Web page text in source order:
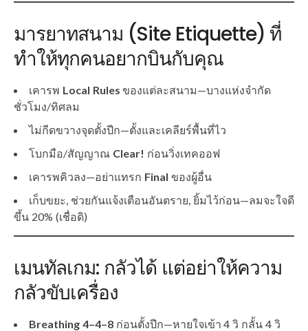
มารยาทสนาม (Site Etiquette) ที่
ทำให้ทุกคนอยากบินกับคุณ
เคารพ Local Rules ของแต่ละสนาม—บางแห่งจำกัด
ชั่วโมง/ทิศลม
ไม่กีดขวางจุดตั้งปีก—ตั้งและเคลียร์พื้นที่ไว
โบกมือ/สัญญาณ Clear! ก่อนวิ่งเทคออฟ
เคารพคิวลง—อย่าแทรก Final ของผู้อื่น
เก็บขยะ, ช่วยกันแจ้งเตือนอันตราย, ยิ้มไว้ก่อน—ลมจะใจดี
ขึ้น 20% (เชื่อดิ)
เมนทัลเกม: กลัวได้ แต่อย่าให้ความ
กลัวขับเครื่อง
Breathing 4–4–8ก่อนตั้งปีก—หายใจเข้า 4 วิ กลั้น 4 วิ